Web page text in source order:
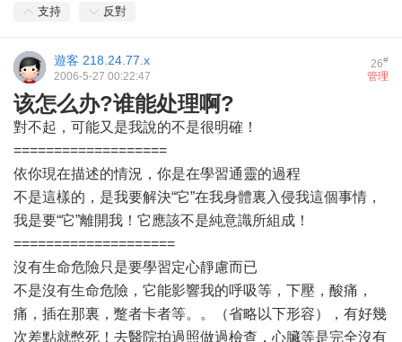
支持 反對
26#
遊客 218.24.77.x
管理
2006-5-27 00:22:47
该怎么办?谁能处理啊?
對不起，可能又是我說的不是很明確！
===================
依你現在描述的情況，你是在學習通靈的過程
不是這樣的，是我要解決“它”在我身體裏入侵我這個事情，
我是要“它”離開我！它應該不是純意識所組成！
====================
沒有生命危險只是要學習定心靜慮而已
不是沒有生命危險，它能影響我的呼吸等，下壓，酸痛，
痛，插在那裏，蹩者卡者等。。（省略以下形容），有好幾
次差點就憋死！去醫院拍過照做過檢查，心臟等是完全沒有